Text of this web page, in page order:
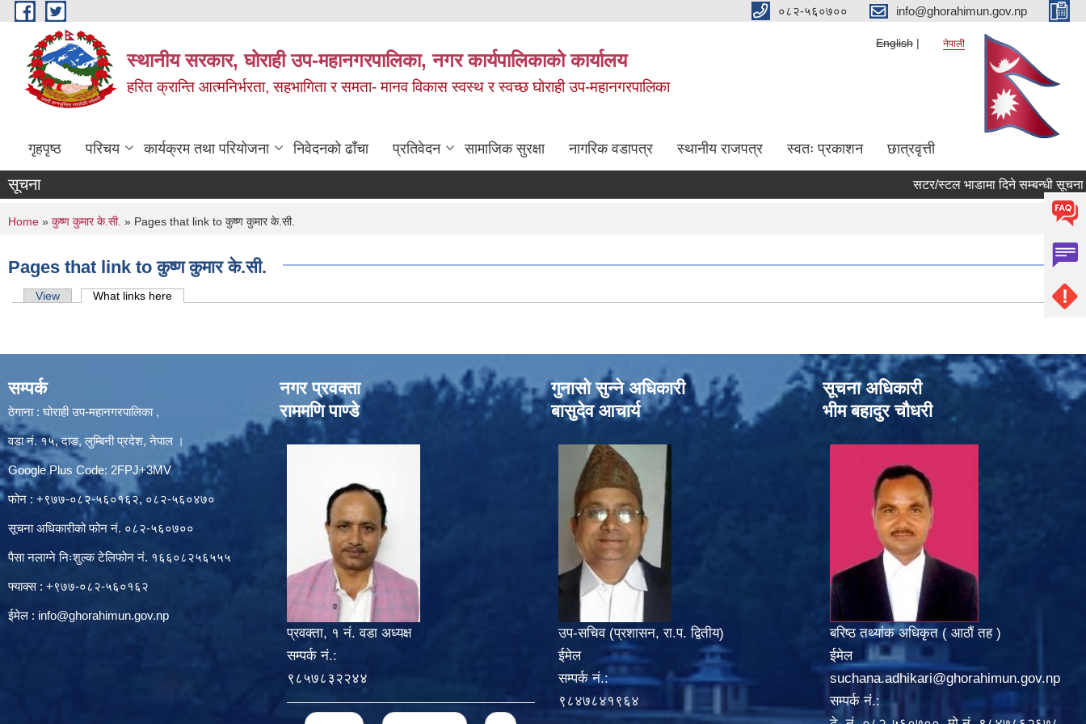
Skip to main content ०८२-५६०७०० info@ghorahimun.gov.np
स्थानीय सरकार, घोराही उप-महानगरपालिका, नगर कार्यपालिकाको कार्यालय
हरित क्रान्ति आत्मनिर्भरता, सहभागिता र समता- मानव विकास स्वस्थ र स्वच्छ घोराही उप-महानगरपालिका
English नेपाली
गृहपृष्ठ परिचय कार्यक्रम तथा परियोजना निवेदनको ढाँचा प्रतिवेदन सामाजिक सुरक्षा नागरिक वडापत्र स्थानीय राजपत्र स्वतः प्रकाशन छात्रवृत्ती
सूचना सटर/स्टल भाडामा दिने सम्बन्धी सूचना
You are here
Home » कुष्ण कुमार के.सी. » Pages that link to कुष्ण कुमार के.सी.
Pages that link to कुष्ण कुमार के.सी.
Primary tabs
View What links here
सम्पर्क
ठेगाना : घोराही उप-महानगरपालिका ,
वडा नं. १५, दाङ, लुम्बिनी प्रदेश, नेपाल ।
Google Plus Code: 2FPJ+3MV
फोन : +९७७-०८२-५६०१६२, ०८२-५६०४७०
सूचना अधिकारीको फोन नं. ०८२-५६०७००
पैसा नलाग्ने निःशुल्क टेलिफोन नं. १६६०८२५६५५५
फ्याक्स : +९७७-०८२-५६०१६२
ईमेल : info@ghorahimun.gov.np
नगर प्रवक्ता
राममणि पाण्डे
प्रवक्ता, १ नं. वडा अध्यक्ष
सम्पर्क नं.:
९८५७८३२२४४
गुनासो सुन्‍ने अधिकारी
बासुदेव आचार्य
उप-सचिव (प्रशासन, रा.प. द्वितीय)
ईमेल
सम्पर्क नं.:
९८४७८४१९६४
सूचना अधिकारी
भीम बहादुर चौधरी
बरिष्ठ तथ्यांक अधिकृत ( आठौं तह )
ईमेल
suchana.adhikari@ghorahimun.gov.np
सम्पर्क नं.: